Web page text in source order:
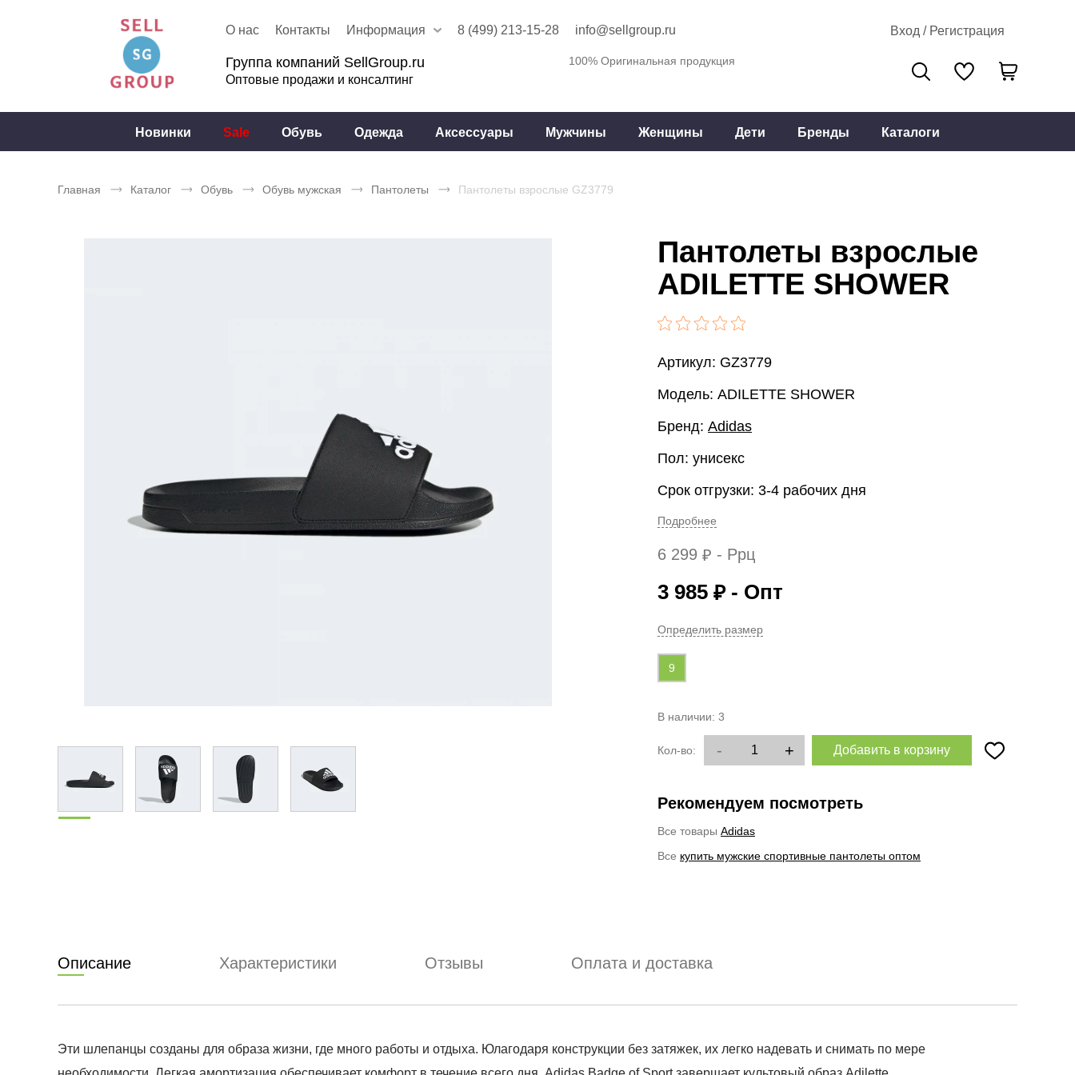
О нас Контакты Информация 8 (499) 213-15-28 info@sellgroup.ru Вход / Регистрация
Группа компаний SellGroup.ru
Оптовые продажи и консалтинг
100% Оригинальная продукция
Новинки Sale Обувь Одежда Аксессуары Мужчины Женщины Дети Бренды Каталоги
Главная Каталог Обувь Обувь мужская Пантолеты Пантолеты взрослые GZ3779
Пантолеты взрослые
ADILETTE SHOWER
Артикул: GZ3779
Модель: ADILETTE SHOWER
Бренд: Adidas
Пол: унисекс
Срок отгрузки: 3-4 рабочих дня
Подробнее
6 299 ₽ - Ррц
3 985 ₽- Опт
Определить размер
9
В наличии: 3
Кол-во: - + Добавить в корзину
Рекомендуем посмотреть
Все товары Adidas
Все купить мужские спортивные пантолеты оптом
Описание Характеристики Отзывы Оплата и доставка
Эти шлепанцы созданы для образа жизни, где много работы и отдыха. Юлагодаря конструкции без затяжек, их легко надевать и снимать по мере